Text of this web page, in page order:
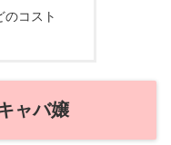
のコスト
ャバ嬢